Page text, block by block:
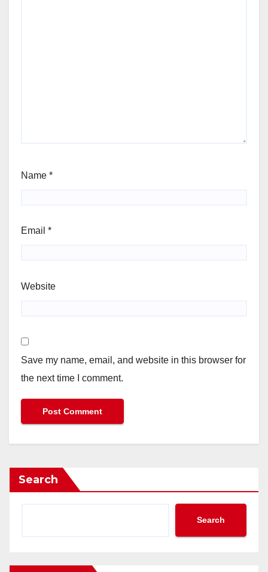
Name *
Email *
Website
Save my name, email, and website in this browser for
the next time I comment.
Search
Search